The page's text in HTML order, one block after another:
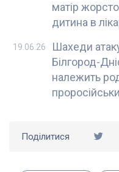
матір
дитина в
Шахеди
Білгород-
належить
19.06.26
Поділитися